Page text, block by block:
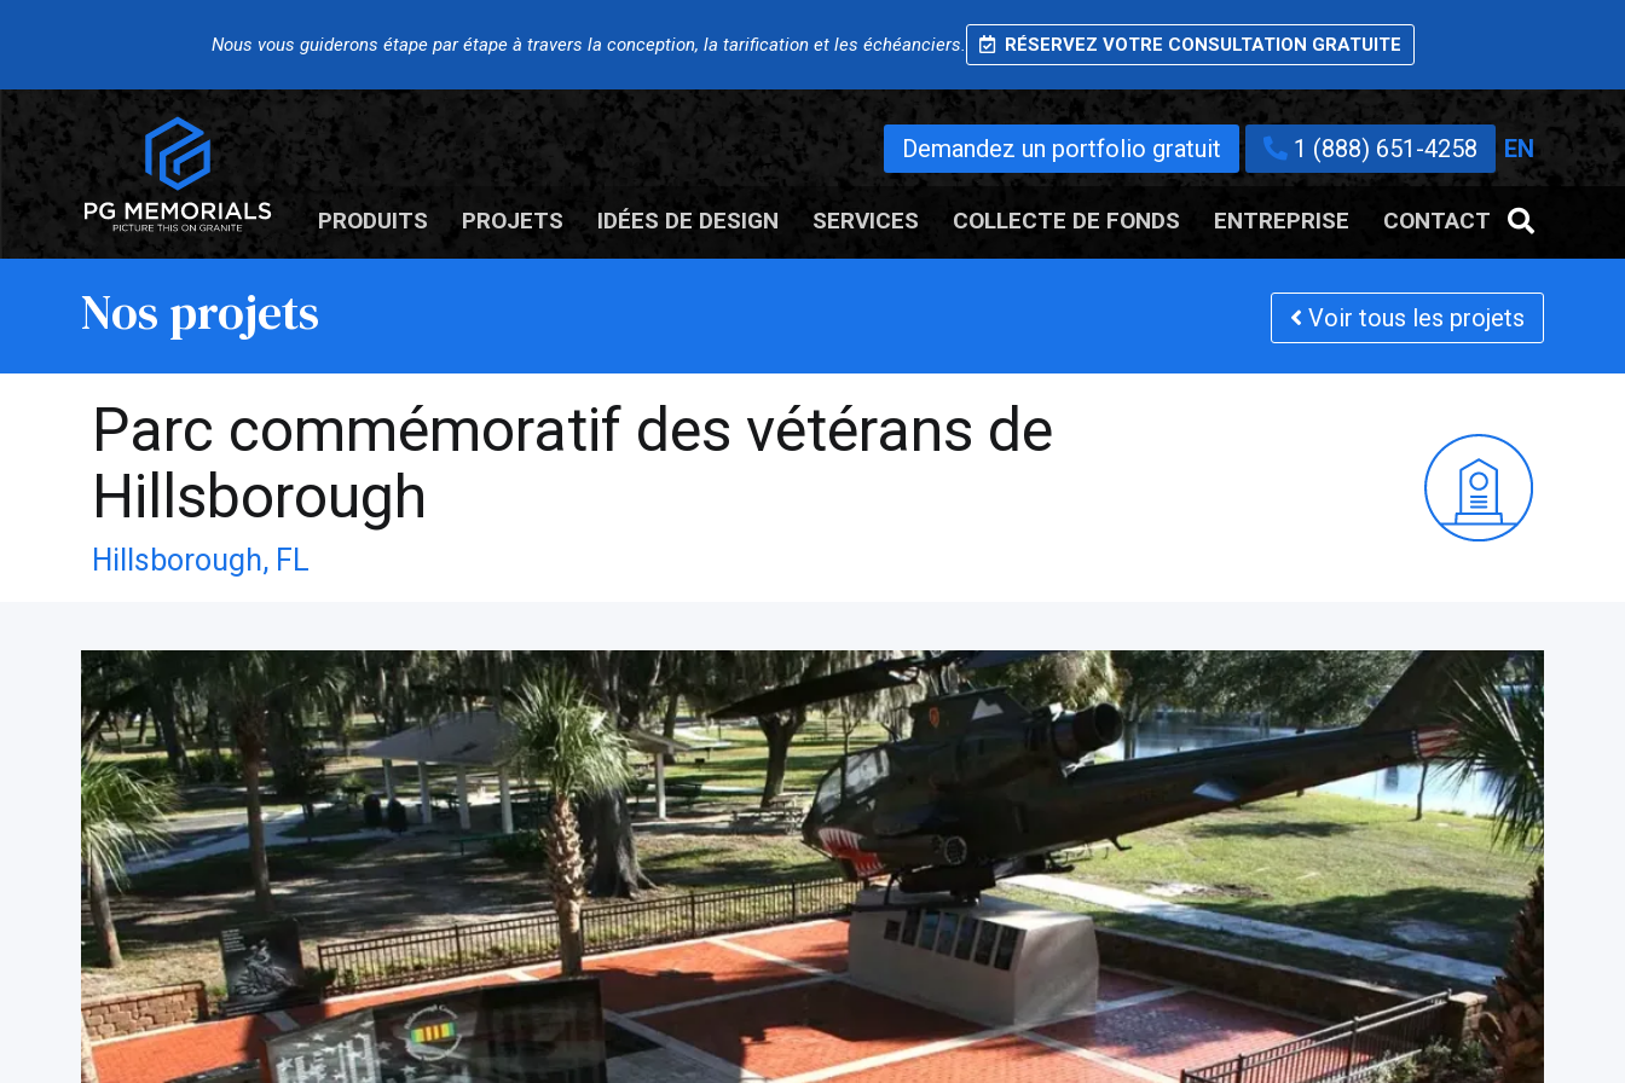
Nous vous guiderons étape par étape à travers la conception, la tarification et les échéanciers. RÉSERVEZ VOTRE CONSULTATION GRATUITE
Demandez un portfolio gratuit 1 (888) 651-4258 EN
PRODUITS PROJETS IDÉES DE DESIGN SERVICES COLLECTE DE FONDS ENTREPRISE CONTACT
Nos projets Voir tous les projets
Parc commémoratif des vétérans de
Hillsborough
Hillsborough, FL